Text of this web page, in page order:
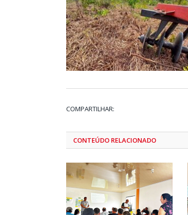
COMPARTILHAR:
CONTEÚDO RELACIONADO